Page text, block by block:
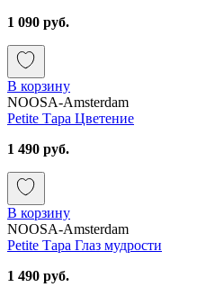
1 090 руб.
В корзину
NOOSA-Amsterdam
Petite Тара Цветение
1 490 руб.
В корзину
NOOSA-Amsterdam
Petite Тара Глаз мудрости
1 490 руб.